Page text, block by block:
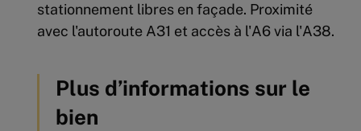
stationnement libres en façade. Proximité
avec l'autoroute A31 et accès à l'A6 via l'A38.
Plus d’informations sur le
bien